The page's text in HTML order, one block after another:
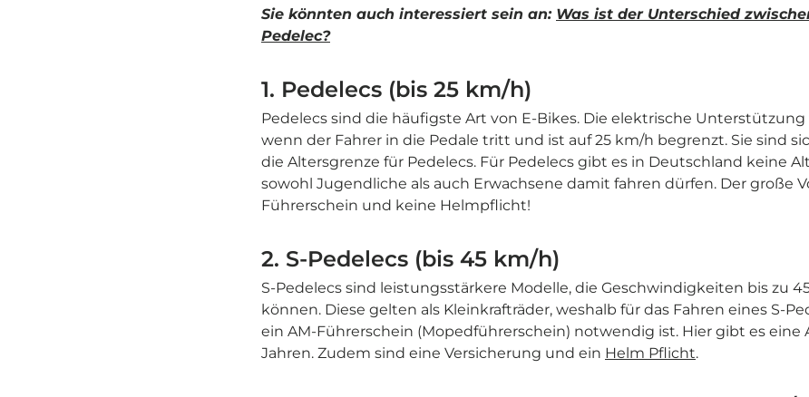
Sie könnten auch interessiert sein an: Was ist der Unterschied
Pedelec?
1. Pedelecs (bis 25 km/h)
Pedelecs sind die häufigste Art von E-Bikes. Die elektrische
wenn der Fahrer in die Pedale tritt und ist auf 25 km/h begrenzt. Sie sind
die Altersgrenze für Pedelecs. Für Pedelecs gibt es in Deutschland keine
sowohl Jugendliche als auch Erwachsene damit fahren dürfen. Der große
Führerschein und keine Helmpflicht!
2. S-Pedelecs (bis 45 km/h)
S-Pedelecs sind leistungsstärkere Modelle, die Geschwindigkeiten bis zu
können. Diese gelten als Kleinkrafträder, weshalb für das Fahren eines S-
ein AM-Führerschein (Mopedführerschein) notwendig ist. Hier gibt es eine
Jahren. Zudem sind eine Versicherung und ein Helm Pflicht.